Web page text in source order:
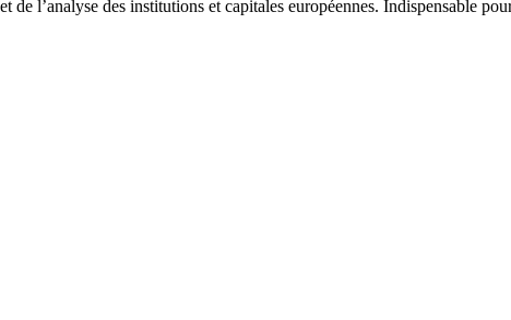
l’analyse des institutions et capitales européennes. Indispensable